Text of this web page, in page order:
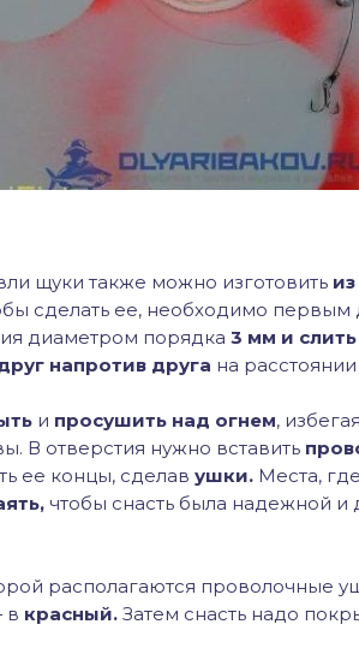
щуки также можно изготовить
сделать ее, необходимо первым
диаметром порядка 3 мм и
напротив друга на
и просушить над огнем,
В отверстия нужно вставить
ее концы, сделав ушки. Места,
чтобы снасть была надежной и
располагаются проволочные
в красный. Затем снасть надо